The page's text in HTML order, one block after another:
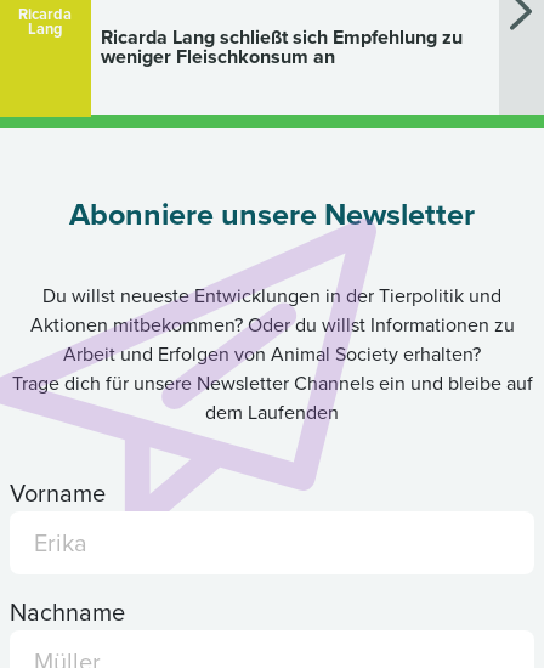
Ricarda
Lang Ricarda Lang schließt sich Empfehlung zu
weniger Fleischkonsum an
Abonniere unsere Newsletter
Du willst neueste Entwicklungen in der Tierpolitik und
Aktionen mitbekommen? Oder du willst Informationen zu
Arbeit und Erfolgen von Animal Society erhalten?
Trage dich für unsere Newsletter Channels ein und bleibe auf
dem Laufenden
Vorname
Nachname